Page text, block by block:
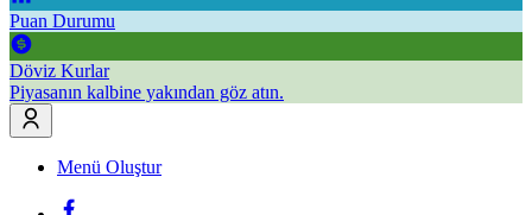
Puan Durumu
Döviz Kurlar
Piyasanın kalbine yakından göz atın.
Menü Oluştur